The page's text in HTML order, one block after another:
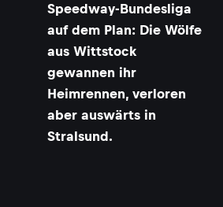
Speedway-Bundesliga
auf dem Plan: Die Wölfe
aus Wittstock
gewannen ihr
Heimrennen, verloren
aber auswärts in
Stralsund.